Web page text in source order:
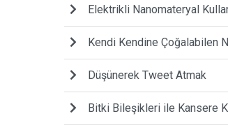
Elektrikli Nanomateryal
Kendi Kendine Çoğalabilen
Düşünerek Tweet Atmak
Bitki Bileşikleri ile Kansere